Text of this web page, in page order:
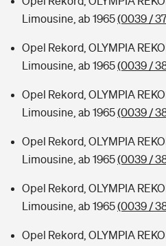
Limousine, ab 1965(0039 /
Opel Rekord, OLYMPIA
Limousine, ab 1965(0039 /
Opel Rekord, OLYMPIA
Limousine, ab 1965(0039 /
Opel Rekord, OLYMPIA
Limousine, ab 1965(0039 /
Opel Rekord, OLYMPIA
Limousine, ab 1965(0039 /
Opel Rekord, OLYMPIA